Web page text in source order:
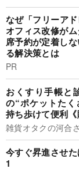
なぜ「フリーア
オフィス改修が
席予約が定着し
る解決策とは
PR
おくすり手帳と
の“ポケットた
持ち歩けて便利《
雑貨オタクの河合
今すぐ昇進させ
1